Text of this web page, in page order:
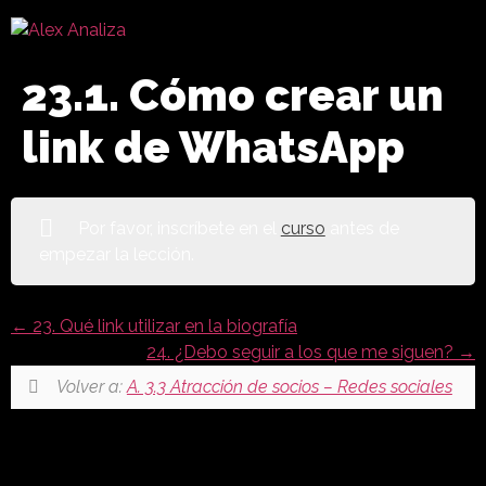
23.1. Cómo crear un
link de WhatsApp
curso
23. Qué link utilizar en la biografía
24. ¿Debo seguir a los que me siguen?
Volver a:A. 3.3 Atracción de socios – Redes sociales